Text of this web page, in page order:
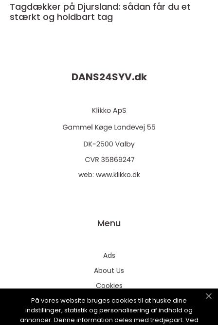
Tagdækker på Djursland: sådan får du et
stærkt og holdbart tag
DANS24SYV.dk
web: www.klikko.dk
Menu
Ads
About Us
Cookies
Contact
Sitemap
På vores website bruges cookies til at huske dine
indstillinger, statistik og personalisering af indhold og
annoncer. Denne information deles med tredjepart. Ved